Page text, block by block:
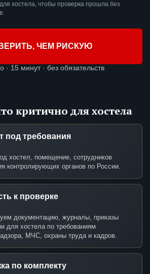
хостела, чтобы проверка прошла без
ЧЕМ РИСКУЮ
· 15 минут · без обязательств
критично для хостела
под требования
хостел, помещение, сотрудников
контролирующих органов по России.
к проверке
документацию, журналы, приказы
для хостела по требованиям
МЧС, охраны труда и кадров.
по комплекту